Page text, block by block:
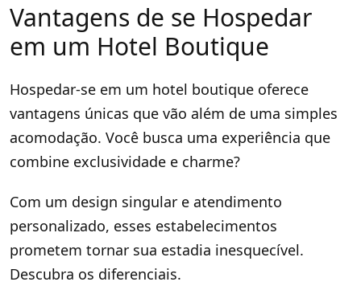
Vantagens de se Hospedar
em um Hotel Boutique
Hospedar-se em um hotel boutique oferece
vantagens únicas que vão além de uma simples
acomodação. Você busca uma experiência que
combine exclusividade e charme?
Com um design singular e atendimento
personalizado, esses estabelecimentos
prometem tornar sua estadia inesquecível.
Descubra os diferenciais.